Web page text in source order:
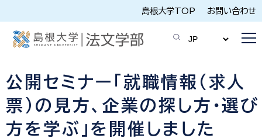
島根大学TOP お問い合わせ
公開セミナー「就職情報(求人
票)の見方、企業の探し方・選び
方を学ぶ」を開催しました